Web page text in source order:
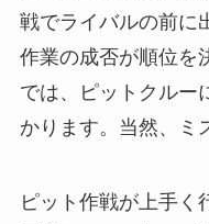
戦でライバルの前に
作業の成否が順位を
では、ピットクルー
かります。当然、ミ
ピット作戦が上手く